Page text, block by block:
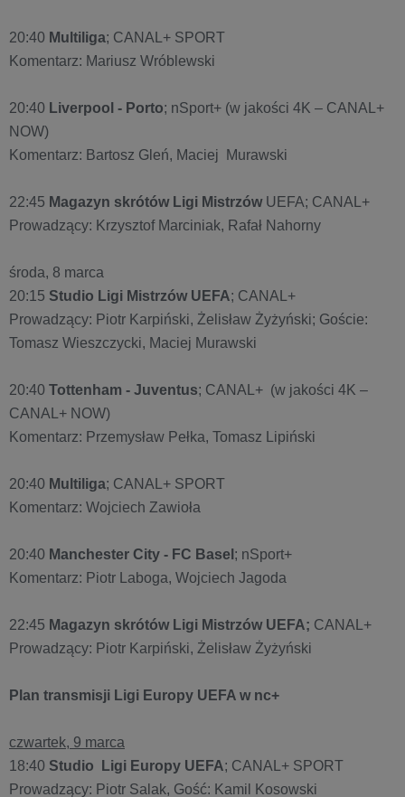
20:40 Multiliga; CANAL+ SPORT
Komentarz: Mariusz Wróblewski
20:40 Liverpool - Porto; nSport+ (w jakości 4K – CANAL+
NOW)
Komentarz: Bartosz Gleń, Maciej Murawski
22:45 Magazyn skrótów Ligi MistrzówUEFA; CANAL+
Prowadzący: Krzysztof Marciniak, Rafał Nahorny
środa, 8 marca
20:15 Studio Ligi Mistrzów UEFA; CANAL+
Prowadzący: Piotr Karpiński, Żelisław Żyżyński; Goście:
Tomasz Wieszczycki, Maciej Murawski
20:40 Tottenham - Juventus; CANAL+ (w jakości 4K –
CANAL+ NOW)
Komentarz: Przemysław Pełka, Tomasz Lipiński
20:40 Multiliga; CANAL+ SPORT
Komentarz: Wojciech Zawioła
20:40 Manchester City - FC Basel ; nSport+
Komentarz: Piotr Laboga, Wojciech Jagoda
22:45 Magazyn skrótów Ligi Mistrzów UEFA; CANAL+
Prowadzący: Piotr Karpiński, Żelisław Żyżyński
Plan transmisji Ligi Europy UEFA w nc+
czwartek, 9 marca
18:40 Studio Ligi Europy UEFA; CANAL+ SPORT
Prowadzący: Piotr Salak, Gość: Kamil Kosowski